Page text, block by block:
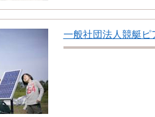
一般社団法人競艇ピ